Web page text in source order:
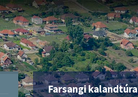
Farsangi kalandtúra